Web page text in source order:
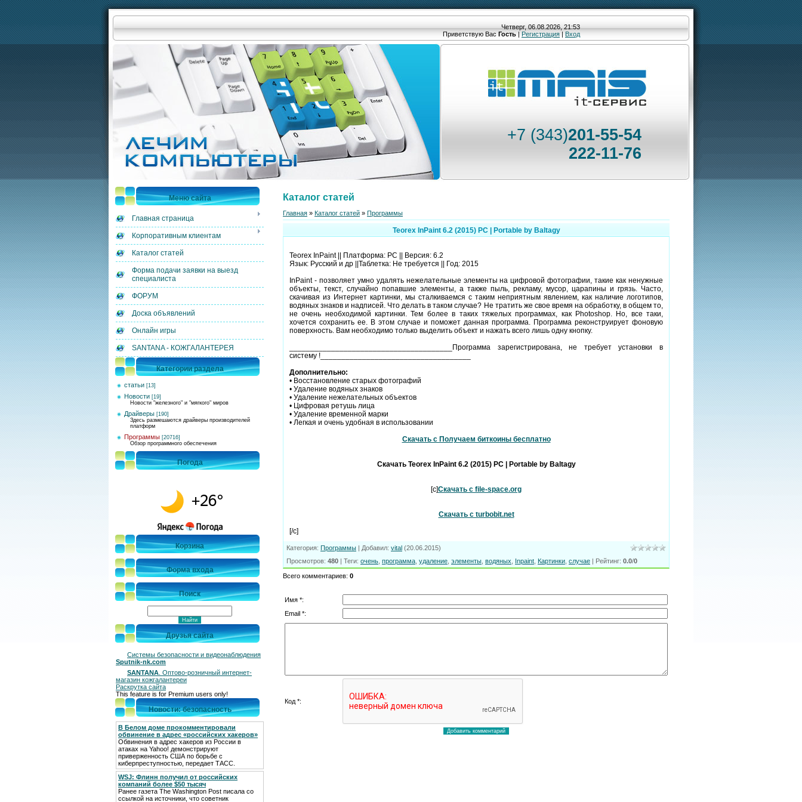
Четверг, 06.08.2026, 21:53
Приветствую Вас Гость | Регистрация | Вход
+7 (343)201-55-54
222-11-76
Меню сайта
Главная страница
Корпоративным клиентам
Каталог статей
Форма подачи заявки на выезд
специалиста
ФОРУМ
Доска объявлений
Онлайн игры
SANTANA - КОЖГАЛАНТЕРЕЯ
Категории раздела
статьи [13]
Новости [19]
Новости "железного" и "мягкого" миров
Драйверы [190]
Здесь размешаются драйверы производителей
платформ
Программы [20716]
Обзор программного обеспечения
Погода
Корзина
Форма входа
Поиск
Друзья сайта
Системы безопасности и видеонаблюдения
Sputnik-nk.com
SANTANA . Оптово-розничный интернет-
магазин кожгалантереи
Раскрутка сайта
This feature is for Premium users only!
Новости: безопасность
В Белом доме прокомментировали
обвинение в адрес «российских хакеров»
Обвинения в адрес хакеров из России в
атаках на Yahoo! демонстрируют
приверженность США по борьбе с
киберпреступностью, передает ТАСС.
WSJ: Флинн получил от российских
компаний более $50 тысяч
Ранее газета The Washington Post писала со
ссылкой на источники, что советник
Каталог статей
Главная » Каталог статей » Программы
Teorex InPaint 6.2 (2015) PC | Portable by Baltagy
Teorex InPaint || Платформа: PC || Версия: 6.2
Язык: Русский и др ||Таблетка: Не требуется || Год: 2015
InPaint - позволяет умно удалять нежелательные элементы на цифровой фотографии, такие как ненужные
объекты, текст, случайно попавшие элементы, а также пыль, рекламу, мусор, царапины и грязь. Часто,
скачивая из Интернет картинки, мы сталкиваемся с таким неприятным явлением, как наличие логотипов,
водяных знаков и надписей. Что делать в таком случае? Не тратить же свое время на обработку, в общем то,
не очень необходимой картинки. Тем более в таких тяжелых программах, как Photoshop. Но, все таки,
хочется сохранить ее. В этом случае и поможет данная программа. Программа реконструирует фоновую
поверхность. Вам необходимо только выделить объект и нажать всего лишь одну кнопку.
_______________________________________Программа зарегистрирована, не требует установки в
систему !____________________________________
Дополнительно:
• Восстановление старых фотографий
• Удаление водяных знаков
• Удаление нежелательных объектов
• Цифровая ретушь лица
• Удаление временной марки
• Легкая и очень удобная в использовании
Скачать с Получаем биткоины бесплатно
Скачать Teorex InPaint 6.2 (2015) PC | Portable by Baltagy
[c]Скачать с file-space.org
Скачать с turbobit.net
[/c]
Категория: Программы Добавил: vital (20.06.2015)
Просмотров: 480 Теги: очень программа удаление элементы водяных Inpaint Картинки случае Рейтинг: 0.0/0
Всего комментариев: 0
Имя *:
Email *:
Код *: